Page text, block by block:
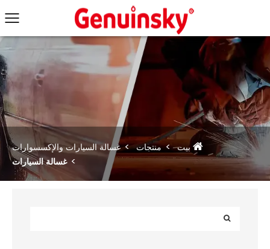
بيت منتجات
غسالة السيارات والإكسسوارات
غسالة السيارات